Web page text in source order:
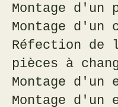
Montage
Montage
Réfection de
pièces à
Montage
Montage d'un